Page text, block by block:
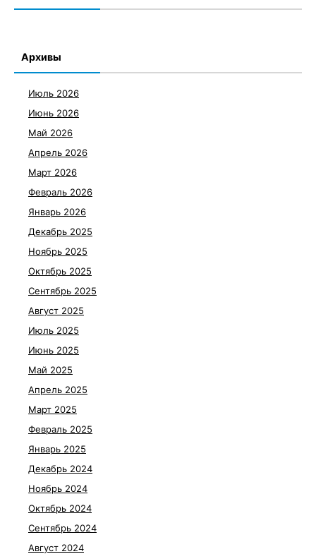
Архивы
Июль 2026
Июнь 2026
Май 2026
Апрель 2026
Март 2026
Февраль 2026
Январь 2026
Декабрь 2025
Ноябрь 2025
Октябрь 2025
Сентябрь 2025
Август 2025
Июль 2025
Июнь 2025
Май 2025
Апрель 2025
Март 2025
Февраль 2025
Январь 2025
Декабрь 2024
Ноябрь 2024
Октябрь 2024
Сентябрь 2024
Август 2024